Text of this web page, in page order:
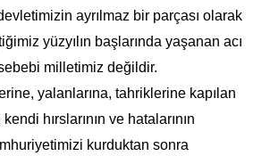
ayrılmaz bir parçası olarak
yüzyılın başlarında yaşanan acı
milletimiz değildir.
yalanlarına, tahriklerine kapılan
hırslarının ve hatalarının
kurduktan sonra